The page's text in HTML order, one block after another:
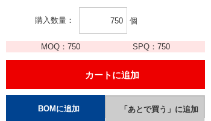
購入数量 個
MOQ：750 SPQ： 750